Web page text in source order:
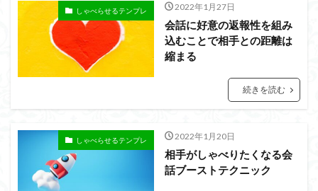
しゃべらせるテンプレ 2022年1月27日
会話に好意の返報性を組み
込むことで相手との距離は
縮まる
続きを読む
しゃべらせるテンプレ 2022年1月20日
相手がしゃべりたくなる会
話ブーストテクニック